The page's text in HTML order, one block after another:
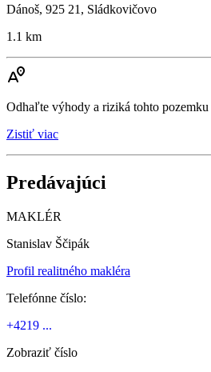
Dánoš, 925 21, Sládkovičovo
1.1 km
Odhaľte výhody a riziká tohto pozemku
Zistiť viac
Predávajúci
MAKLÉR
Stanislav Ščipák
Profil realitného makléra
Telefónne číslo:
+4219 ...
Zobraziť číslo